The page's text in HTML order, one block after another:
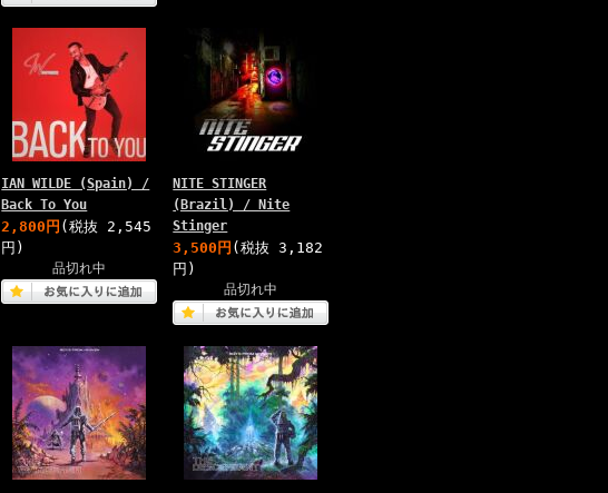
IAN WILDE (Spain) /
Back To You
2,800円 (税抜 2,545
円)
品切れ中
NITE STINGER
(Brazil) / Nite
Stinger
3,500円 (税抜 3,182
円)
品切れ中